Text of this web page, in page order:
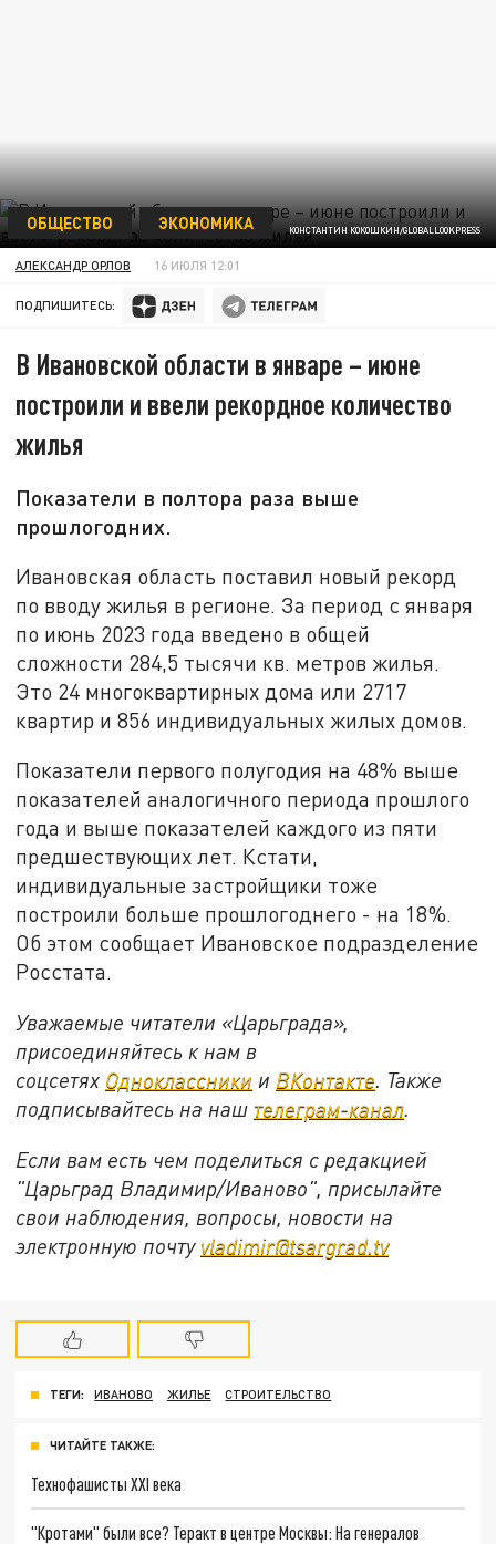
КОНСТАНТИН КОКОШКИН/GLOBALLOOKPRESS
ОБЩЕСТВО ЭКОНОМИКА
АЛЕКСАНДР ОРЛОВ 16 ИЮЛЯ 12:01
ПОДПИШИТЕСЬ:
В Ивановской области в январе – июне
построили и ввели рекордное количество
жилья
Показатели в полтора раза выше
прошлогодних.
Ивановская область поставил новый рекорд
по вводу жилья в регионе. За период с января
по июнь 2023 года введено в общей
сложности 284,5 тысячи кв. метров жилья.
Это 24 многоквартирных дома или 2717
квартир и 856 индивидуальных жилых домов.
Показатели первого полугодия на 48% выше
показателей аналогичного периода прошлого
года и выше показателей каждого из пяти
предшествующих лет. Кстати,
индивидуальные застройщики тоже
построили больше прошлогоднего - на 18%.
Об этом сообщает Ивановское подразделение
Росстата.
Уважаемые читатели «Царьграда»,
присоединяйтесь к нам в
соцсетях Одноклассники и ВКонтакте. Также
подписывайтесь на наш телеграм-канал.
Если вам есть чем поделиться с редакцией
"Царьград Владимир/Иваново", присылайте
свои наблюдения, вопросы, новости на
электронную почту vladimir@tsargrad.tv
ТЕГИ: ИВАНОВО ЖИЛЬЕ СТРОИТЕЛЬСТВО
ЧИТАЙТЕ ТАКЖЕ:
Технофашисты XXI века
"Кротами" были все? Теракт в центре Москвы: На генералов